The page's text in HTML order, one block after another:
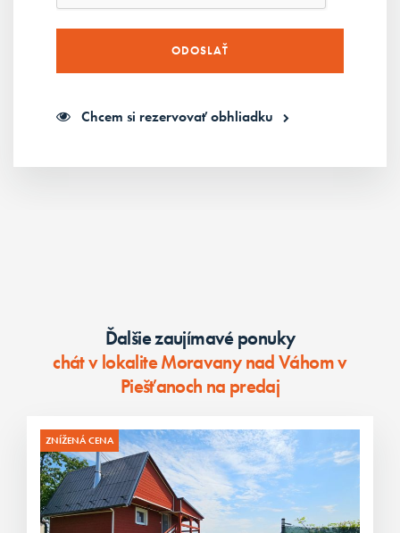
Chcem si rezervovať obhliadku
Ďalšie zaujímavé ponuky
chát v lokalite Moravany nad Váhom v
Piešťanoch na predaj
ZNÍŽENÁ CENA